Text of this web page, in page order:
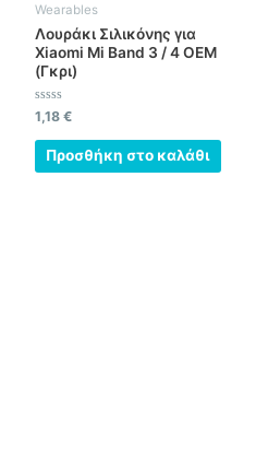
Wearables
Λουράκι Σιλικόνης για
Xiaomi Mi Band 3 / 4 OEM
(Γκρι)
Βαθμολογήθηκε
με
0
από
1,18 €
Προσθήκη στο καλάθι